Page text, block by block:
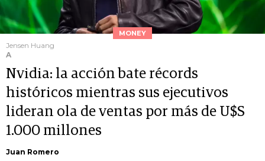
MONEY
Jensen Huang
A
Nvidia: la acción bate récords
históricos mientras sus ejecutivos
lideran ola de ventas por más de U$S
1.000 millones
Juan Romero